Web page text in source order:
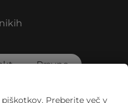
Pravno
Preberite več v